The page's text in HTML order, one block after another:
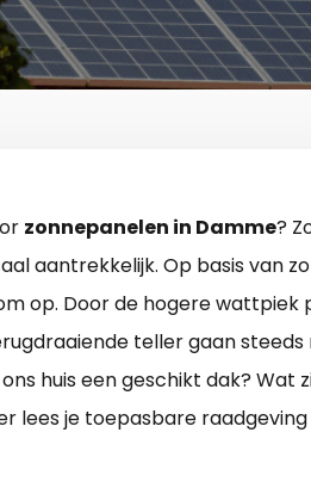
zonnepanelen in Damme?
aantrekkelijk. Op basis van
op. Door de hogere wattpiek
teller gaan
huis een geschikt dak? Wat
lees je toepasbare